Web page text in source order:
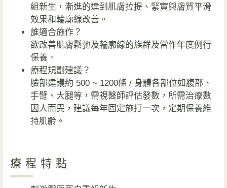
組新生，漸進的達到肌膚拉提、緊實與膚質平滑
效果和輪廓線改善。
誰適合施作？
欲改善肌膚鬆弛及輪廓線的族群及當作年度例行
保養。
療程規劃建議？
臉部建議約 500 ~ 1200條 / 身體各部位如腹部、
手臂、大腿等，需視醫師評估發數，所需治療數
因人而異，建議每年固定施打一次，定期保養維
持肌齡。
療程特點